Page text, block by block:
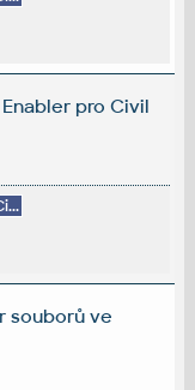
pro Civil
souborů ve